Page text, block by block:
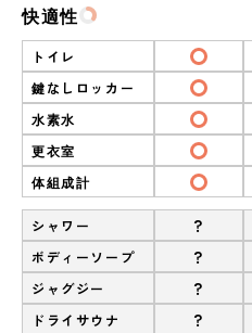
快適性
トイレ
鍵なしロッカー
水素水
更衣室
体組成計
シャワー ?
ボディーソープ ?
ジャグジー ?
ドライサウナ ?